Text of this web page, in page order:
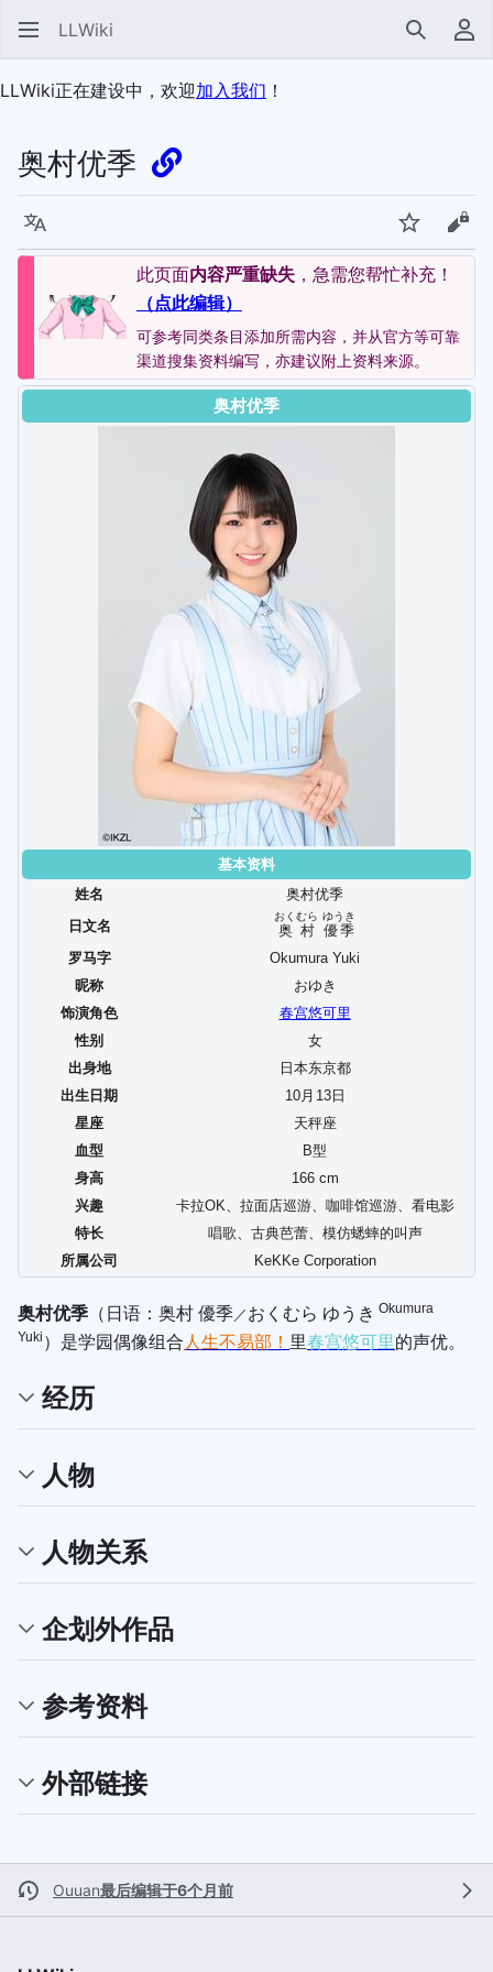
LLWiki 搜索 用
LLWiki正在建设中，欢迎加入我们 ！
奥村优季
语言 监视 查
此页面内容严重缺失 ，急需您帮忙补充！
（点此编辑）
可参考同类条目添加所需内容，并从官方等可靠
渠道搜集资料编写，亦建议附上资料来源。
奥村优季
基本资料
姓名
奥村优季
日文名
奥村
おくむら
優季
ゆうき
罗马字
Okumura Yuki
昵称
おゆき
饰演角色
春宫悠可里
性别
女
出身地
日本东京都
出生日期
10月 13日
星座
天秤座
血型
B型
身高
166 cm
兴趣
卡拉OK、拉面店巡游、咖啡馆巡游、看电影
特长
唱歌、古典芭蕾、模仿蟋蟀的叫声
所属公司
KeKKe Corporation
奥村优季 （日语： 奥村 優季／ おくむら ゆうき Okumura
Yuki ）是学园偶像组合 人生不易部！ 里春宫悠可里的声优。
经历
人物
人物关系
企划外作品
参考资料
外部链接
Ouuan最后编辑于6个月前